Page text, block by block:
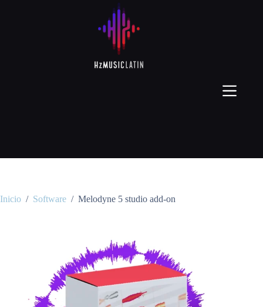
Inicio / Software / Melodyne 5 studio add-on